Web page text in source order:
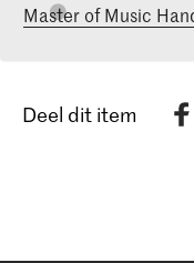
Master of Music
Deel dit item